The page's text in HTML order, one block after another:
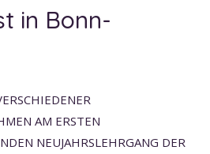
in Bonn-
AM ERSTEN
NEUJAHRSLEHRGANG DER